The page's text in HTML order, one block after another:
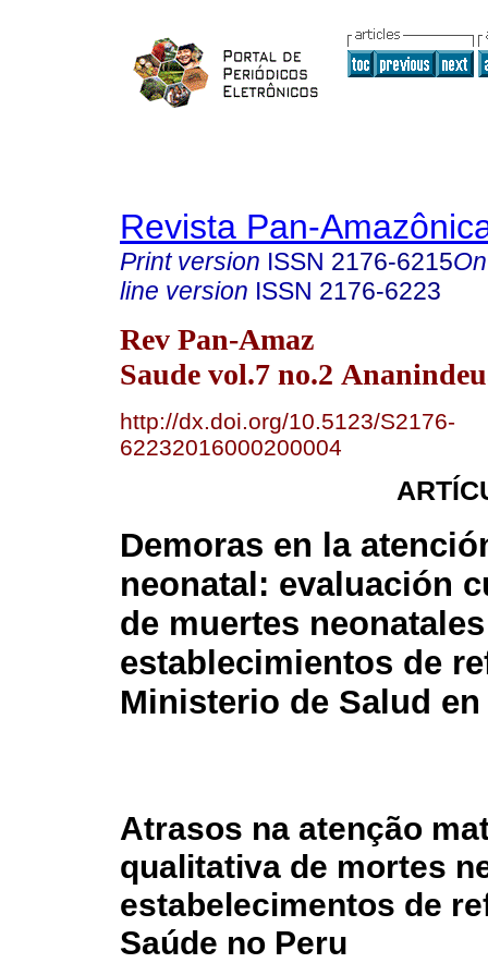
Revista Pan-
Print version ISSN 2176-6215
line version ISSN 2176-6223
Rev Pan-Amaz
Saude vol.7 no.2
http://dx.doi.org/10.5123/S2176-
62232016000200004
Demoras en la
neonatal: evaluación
de muertes
establecimientos de
Ministerio de Salud en
Atrasos na atenção
qualitativa de mortes
estabelecimentos de
Saúde no Peru